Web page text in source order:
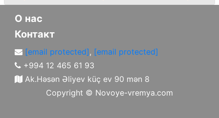
О нас
Контакт
[email protected], [email protected]
+994 12 465 61 93
Ak.Həsən Əliyev küç ev 90 mən 8
Copyright © Novoye-vremya.com